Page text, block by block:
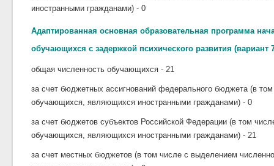
иностранными гражданами) - 0
Адаптированная основная образовательная программа
обучающихся с задержкой психического развития (вариант
общая численность обучающихся - 21
за счет бюджетных ассигнований федерального бюджета (в
обучающихся, являющихся иностранными гражданами) - 0
за счет бюджетов субъектов Российской Федерации (в том
обучающихся, являющихся иностранными гражданами) - 21
за счет местных бюджетов (в том числе с выделением